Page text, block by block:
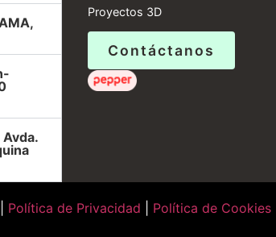
Avda.
Proyectos 3D
Contáctanos
Política de Privacidad Política de Cookies|